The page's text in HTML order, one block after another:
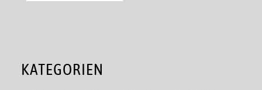
KATEGORIEN